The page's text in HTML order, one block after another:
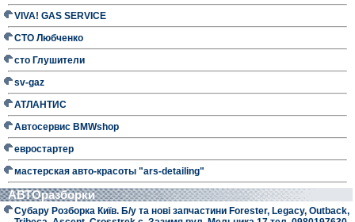
VIVA! GAS SERVICE
СТО Любченко
сто Глушители
sv-gaz
АТЛАНТИС
Автосервис BMWshop
евростартер
мастерская авто-красоты "ars-detailing"
АВТОразборки
Субару Розборка Київ. Б/у та нові запчастини Forester, Legacy, Outback,